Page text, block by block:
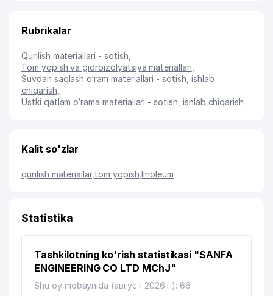
Rubrikalar
Qurilish materiallari - sotish
Tom yopish va gidroizolyatsiya materiallari
Suvdan saqlash o‘ram materiallari - sotish, ishlab
chiqarish
Ustki qatlam o‘rama materiallari - sotish, ishlab chiqarish
Kalit so'zlar
qurilish materiallar, tom yopish ,linoleum
Statistika
Tashkilotning ko'rish statistikasi "SANFA
ENGINEERING CO LTD MChJ"
Shu oy mobaynida (август 2026 г.): 66